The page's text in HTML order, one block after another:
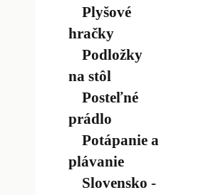
Plyšové
hračky
Podložky
na stôl
Posteľné
prádlo
Potápanie a
plávanie
Slovensko -